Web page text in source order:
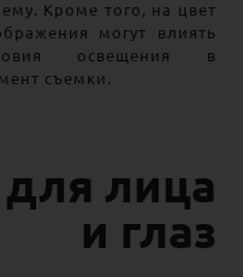
Кроме того, на цвет
могут влиять
освещения в
съемки.
лица
и глаз